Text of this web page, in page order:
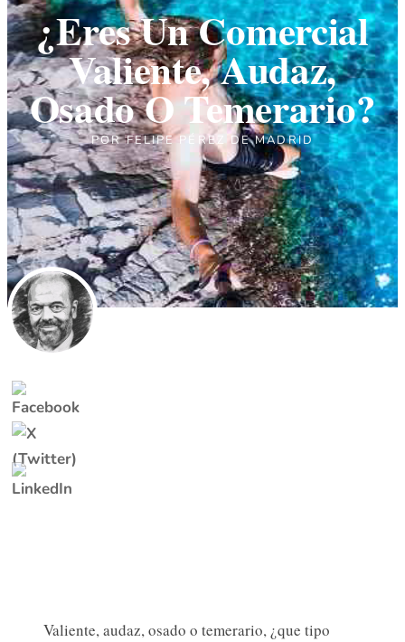
¿Eres Un Comercial
Valiente, Audaz,
Osado O Temerario?
PORFELIPE PÉREZ DE MADRID
Valiente, audaz, osado o temerario, ¿que tipo